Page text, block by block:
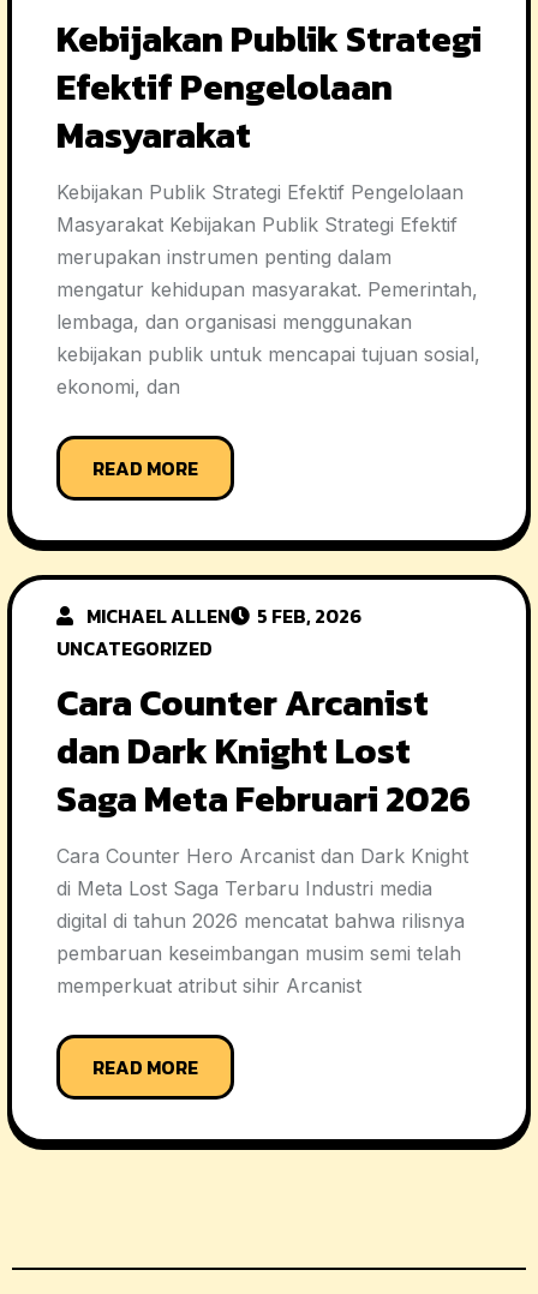
Kebijakan Publik Strategi
Efektif Pengelolaan
Masyarakat
Kebijakan Publik Strategi Efektif Pengelolaan
Masyarakat Kebijakan Publik Strategi Efektif
merupakan instrumen penting dalam
mengatur kehidupan masyarakat. Pemerintah,
lembaga, dan organisasi menggunakan
kebijakan publik untuk mencapai tujuan sosial,
ekonomi, dan
READ MORE
MICHAEL ALLEN
5 FEB, 2026
UNCATEGORIZED
Cara Counter Arcanist
dan Dark Knight Lost
Saga Meta Februari 2026
Cara Counter Hero Arcanist dan Dark Knight
di Meta Lost Saga Terbaru Industri media
digital di tahun 2026 mencatat bahwa rilisnya
pembaruan keseimbangan musim semi telah
memperkuat atribut sihir Arcanist
READ MORE